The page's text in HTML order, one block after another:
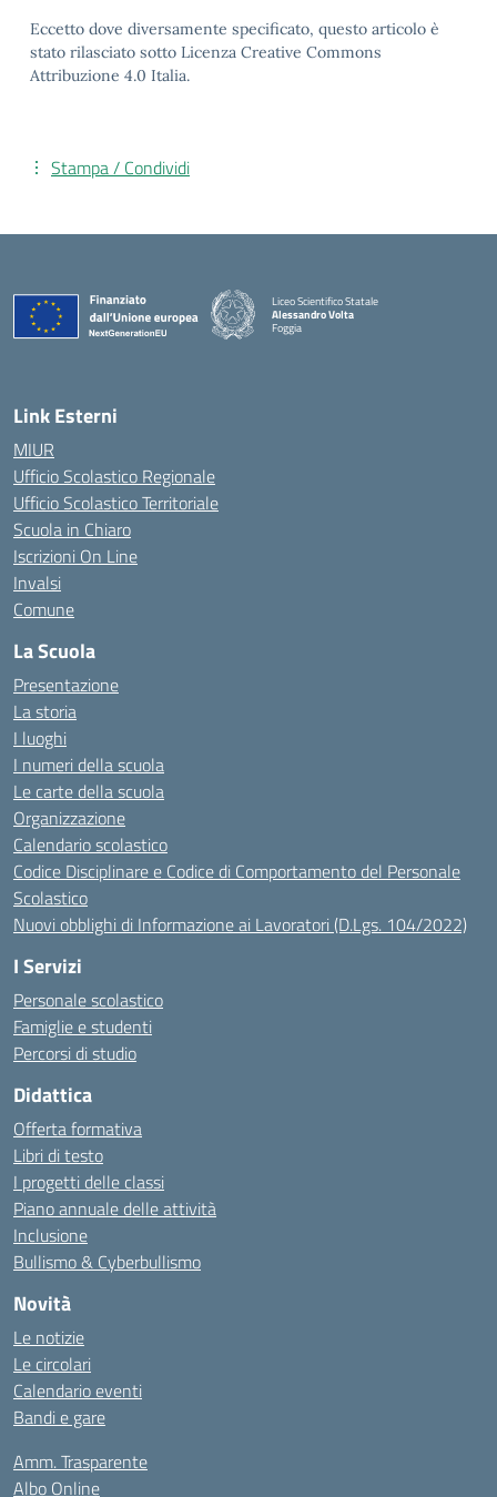
Eccetto dove diversamente specificato, questo articolo è
stato rilasciato sotto Licenza Creative Commons
Attribuzione 4.0 Italia.
Stampa / Condividi
Liceo Scientifico Statale
Alessandro Volta
Foggia
— Visita la pagina iniziale della scuola
Link Esterni
MIUR
Ufficio Scolastico Regionale
Ufficio Scolastico Territoriale
Scuola in Chiaro
Iscrizioni On Line
Invalsi
Comune
La Scuola
Presentazione
La storia
I luoghi
I numeri della scuola
Le carte della scuola
Organizzazione
Calendario scolastico
Codice Disciplinare e Codice di Comportamento del Personale
Scolastico
Nuovi obblighi di Informazione ai Lavoratori (D.Lgs. 104/2022)
I Servizi
Personale scolastico
Famiglie e studenti
Percorsi di studio
Didattica
Offerta formativa
Libri di testo
I progetti delle classi
Piano annuale delle attività
Inclusione
Bullismo & Cyberbullismo
Novità
Le notizie
Le circolari
Calendario eventi
Bandi e gare
Amm. Trasparente
Albo Online